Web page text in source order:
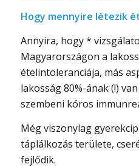
Hogy mennyire létezik
Annyira, hogy *
Magyarországon a
ételintoleranciája, más
lakosság 80%-ának (!)
szembeni kóros
Még viszonylag
táplálkozás területe,
fejlődik.